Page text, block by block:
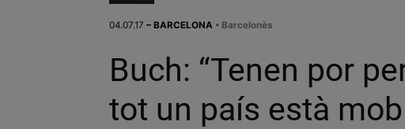
04.07.17 – BARCELONA • Barcelonès
Buch: “Tenen por
tot un país està